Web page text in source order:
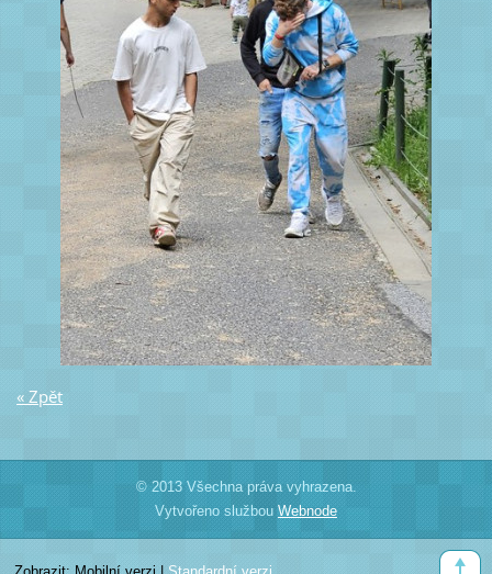
« Zpět
© 2013 Všechna práva vyhrazena.
Vytvořeno službouWebnode